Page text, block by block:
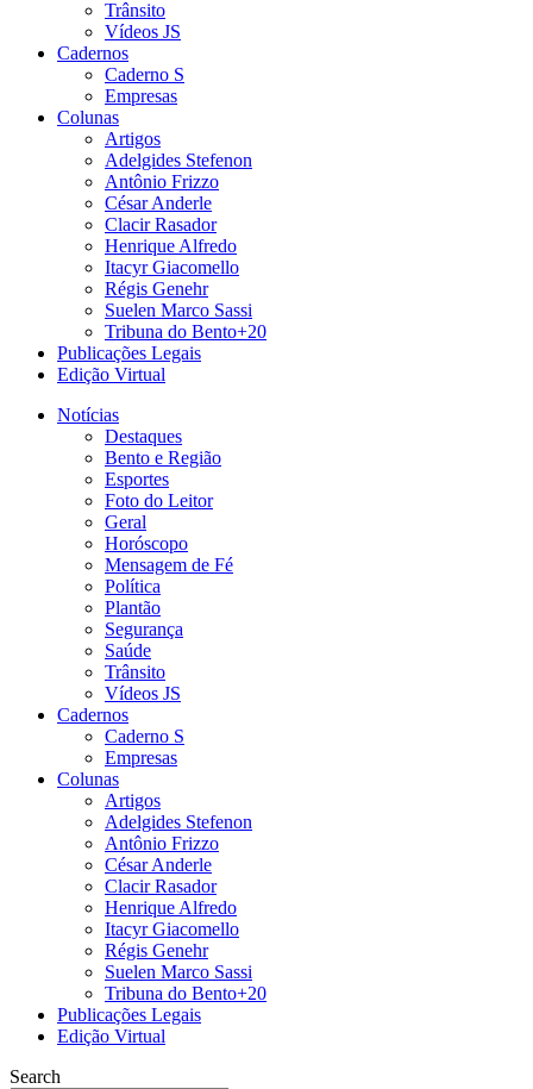
Trânsito
Vídeos JS
Cadernos
Caderno S
Empresas
Colunas
Artigos
Adelgides Stefenon
Antônio Frizzo
César Anderle
Clacir Rasador
Henrique Alfredo
Itacyr Giacomello
Régis Genehr
Suelen Marco Sassi
Tribuna do Bento+20
Publicações Legais
Edição Virtual
Notícias
Destaques
Bento e Região
Esportes
Foto do Leitor
Geral
Horóscopo
Mensagem de Fé
Política
Plantão
Segurança
Saúde
Trânsito
Vídeos JS
Cadernos
Caderno S
Empresas
Colunas
Artigos
Adelgides Stefenon
Antônio Frizzo
César Anderle
Clacir Rasador
Henrique Alfredo
Itacyr Giacomello
Régis Genehr
Suelen Marco Sassi
Tribuna do Bento+20
Publicações Legais
Edição Virtual
Search